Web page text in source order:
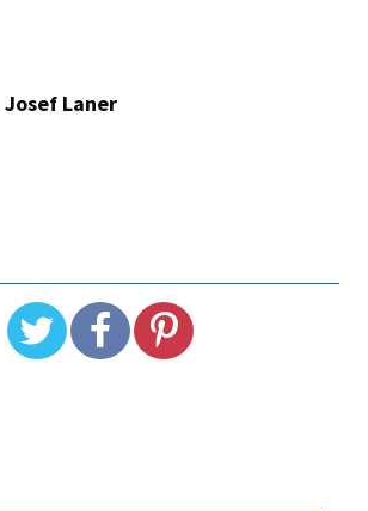
Josef Laner